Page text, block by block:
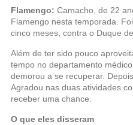
Flamengo: Camacho, de 22
Flamengo nesta temporada.
cinco meses, contra o Duque
Além de ter sido pouco
tempo no departamento
demorou a se recuperar.
Agradou nas duas atividades
receber uma chance.
O que eles disseram